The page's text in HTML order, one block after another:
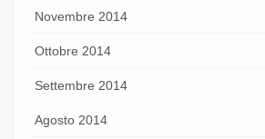
Novembre 2014
Ottobre 2014
Settembre 2014
Agosto 2014